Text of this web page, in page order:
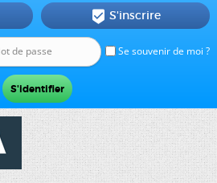
Se souvenir de moi ?
 S'inscrire